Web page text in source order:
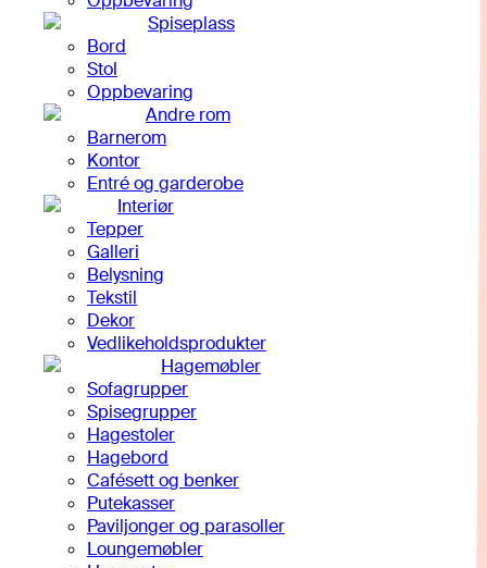
Spiseplass
Bord
Stol
Oppbevaring
Andre rom
Barnerom
Kontor
Entré og garderobe
Interiør
Tepper
Galleri
Belysning
Tekstil
Dekor
Vedlikeholdsprodukter
Hagemøbler
Sofagrupper
Spisegrupper
Hagestoler
Hagebord
Cafésett og benker
Putekasser
Paviljonger og parasoller
Loungemøbler